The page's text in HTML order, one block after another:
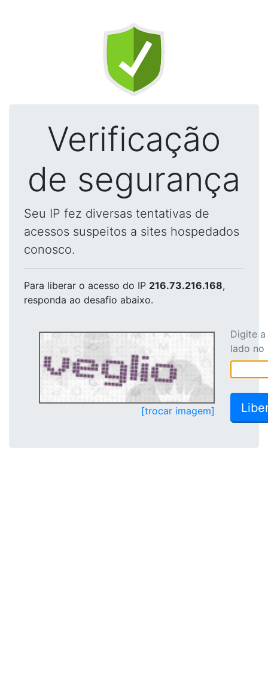
Verificação
de segurança
Seu IP fez diversas tentativas de
acessos suspeitos a sites hospedados
conosco.
Para liberar o acesso do IP 216.73.216.168,
responda ao desafio abaixo.
[trocar imagem]
Digite
lado no